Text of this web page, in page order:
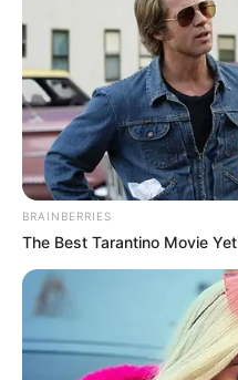
megjelenésekor jött
BRAINBERRIES
The Best Tarantino Movie Yet